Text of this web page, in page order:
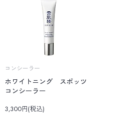
コンシーラー
ホワイトニング スポッツ
コンシーラー
3,300円(税込)